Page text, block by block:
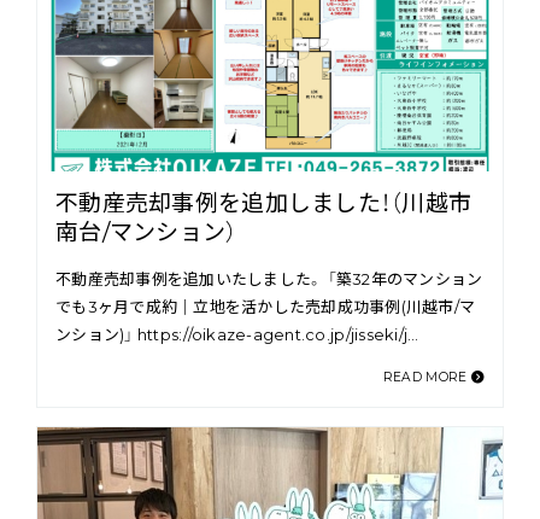
不動産売却事例を追加しました！（川越市
南台/マンション）
不動産売却事例を追加いたしました。 「築32年のマンション
でも3ヶ月で成約｜立地を活かした売却成功事例(川越市/マ
ンション)」 https://oikaze-agent.co.jp/jisseki/j…
READ MORE